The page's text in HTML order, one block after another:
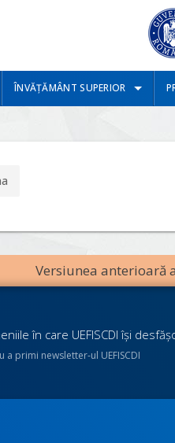
ÎNVĂȚĂMÂNT SUPERIOR
Versiunea anterioară
în care UEFISCDI îşi
primi newsletter-ul UEFISCDI